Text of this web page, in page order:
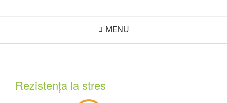
MENU
Rezistența la stres